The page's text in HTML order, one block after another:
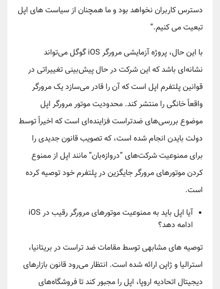
دسترس کاربران نخواهد بود و ما همچنان از سیاست های اپل
تبعیت می کنیم.”
با این حال، پروژه آزمایشی مرورگر iOS گوگل می‌تواند
نشانه‌ای باشد که این شرکت در حال پیش‌بینی تغییراتی در
قوانین پلتفرم اپل است که آن را قادر می‌سازد یک مرورگر
واقعاً خانگی را منتشر کند. محدودیت موتور مرورگر اپل
موضوع بررسی‌های ضدتراست فزاینده‌ای است که اخیراً توسط
دولت بایدن انجام شده است، که تصویب قانون جدیدی را
برای ممنوعیت شرکت‌های “دروازه‌بان” مانند اپل از ممنوع
کردن موتورهای مرورگر جایگزین در پلتفرم خود توصیه کرده
است.
آیا اپل باید به ممنوعیت موتورهای مرورگر رقیب در iOS
ادامه دهد؟
توصیه های مشابهی توسط مقامات ضد تراست در بریتانیا،
استرالیا و ژاپن ارائه شده است. انتظار می‌رود قانون بازارهای
دیجیتال اتحادیه اروپا، اپل را مجبور کند تا فروشگاه‌های